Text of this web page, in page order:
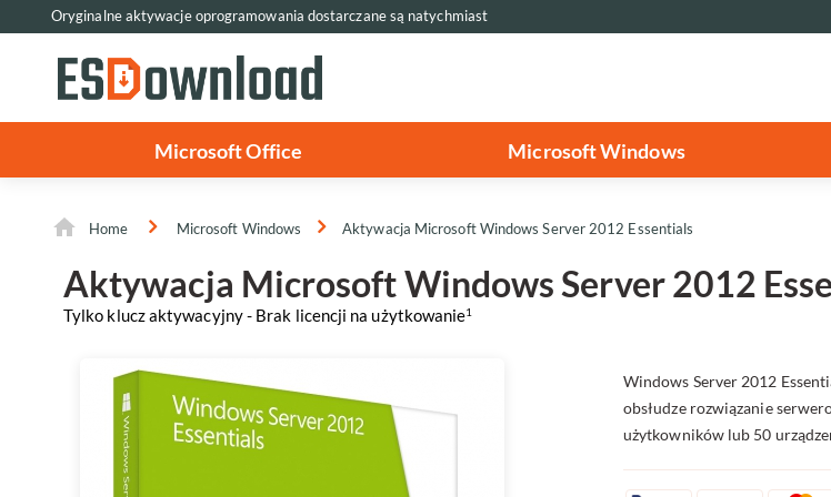
Oryginalne aktywacje oprogramowania dostarczane są natychmiast
Microsoft Office Microsoft Windows
Home Microsoft Windows Aktywacja Microsoft Windows Server 2012 Essentials
Aktywacja Microsoft Windows Server 2012
Tylko klucz aktywacyjny - Brak licencji na użytkowanie1
Windows Server 2012
obsłudze rozwiązanie
użytkowników lub 50